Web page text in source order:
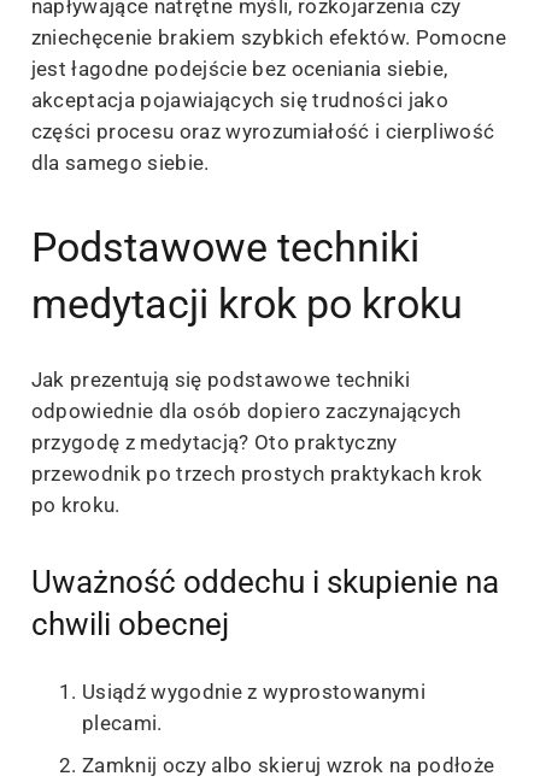
napływające natrętne myśli, rozkojarzenia czy
zniechęcenie brakiem szybkich efektów. Pomocne
jest łagodne podejście bez oceniania siebie,
akceptacja pojawiających się trudności jako
części procesu oraz wyrozumiałość i cierpliwość
dla samego siebie.
Podstawowe techniki
medytacji krok po kroku
Jak prezentują się podstawowe techniki
odpowiednie dla osób dopiero zaczynających
przygodę z medytacją? Oto praktyczny
przewodnik po trzech prostych praktykach krok
po kroku.
Uważność oddechu i skupienie na
chwili obecnej
Usiądź wygodnie z wyprostowanymi
plecami.
Zamknij oczy albo skieruj wzrok na podłoże